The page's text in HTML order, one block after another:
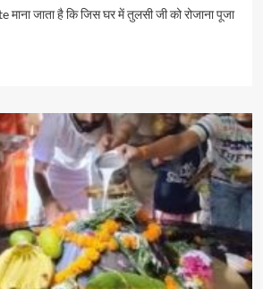
जाता है कि जिस घर में तुलसी जी को रोजाना पूजा